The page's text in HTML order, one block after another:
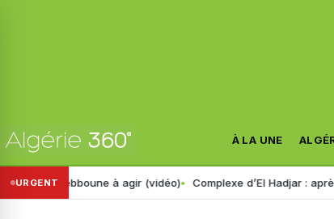
À LA UNE
URGENT
Tebboune à agir (vidéo) Complexe d’El Hadjar : après des